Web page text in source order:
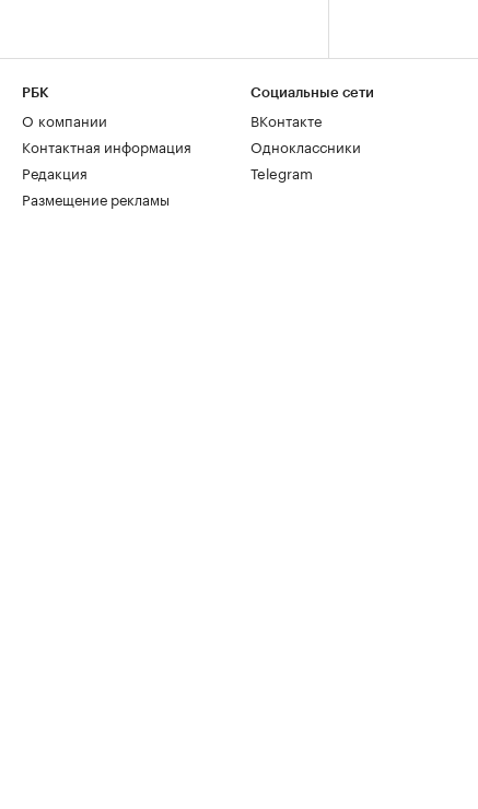
РБК
О компании
Контактная информация
Редакция
Размещение рекламы
Социальные сети
ВКонтакте
Одноклассники
Telegram